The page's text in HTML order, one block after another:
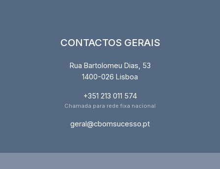
CONTACTOS GERAIS
Rua Bartolomeu Dias, 53
1400-026 Lisboa
+351 213 011 574
Chamada para rede fixa nacional
geral@cbomsucesso.pt